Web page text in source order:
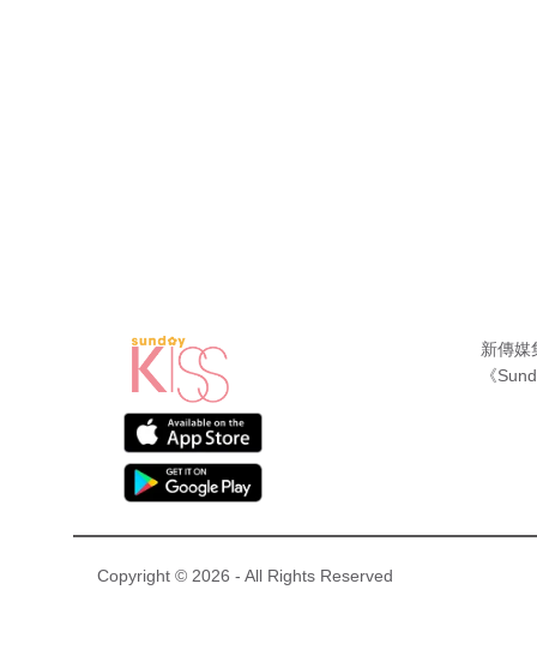
新傳媒
《
Copyright © 2026 - All Rights Reserved